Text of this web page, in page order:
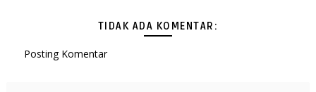
TIDAK ADA KOMENTAR:
Posting Komentar